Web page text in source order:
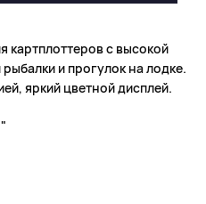
картплоттеров с высокой
и прогулок на лодке.
яркий цветной дисплей.